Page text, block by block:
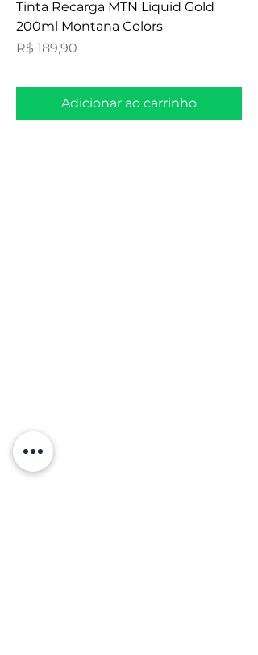
Tinta Recarga MTN Liquid Gold
200ml Montana Colors
Preço
R$ 189,90
Adicionar ao carrinho